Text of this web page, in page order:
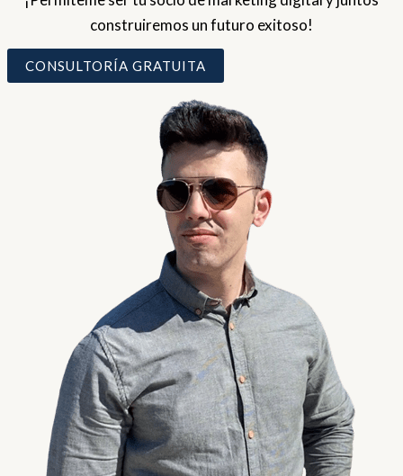
construiremos un futuro exitoso!
CONSULTORÍA GRATUITA